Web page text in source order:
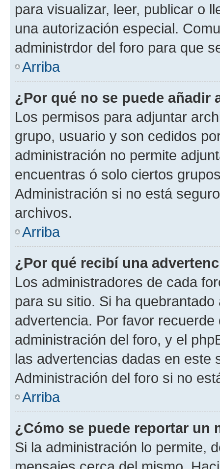
para visualizar, leer, publicar o
una autorización especial.
administrdor del foro para que
Arriba
¿Por qué no se puede añadir
Los permisos para adjuntar
grupo, usuario y son cedidos
administración no permite
encuentras ó solo ciertos
Administración si no está
archivos.
Arriba
¿Por qué recibí una
Los administradores de cada
para su sitio. Si ha
advertencia. Por favor
administración del foro, y el
las advertencias dadas en este
Administración del foro si no
Arriba
¿Cómo se puede reportar un
Si la administración lo permite,